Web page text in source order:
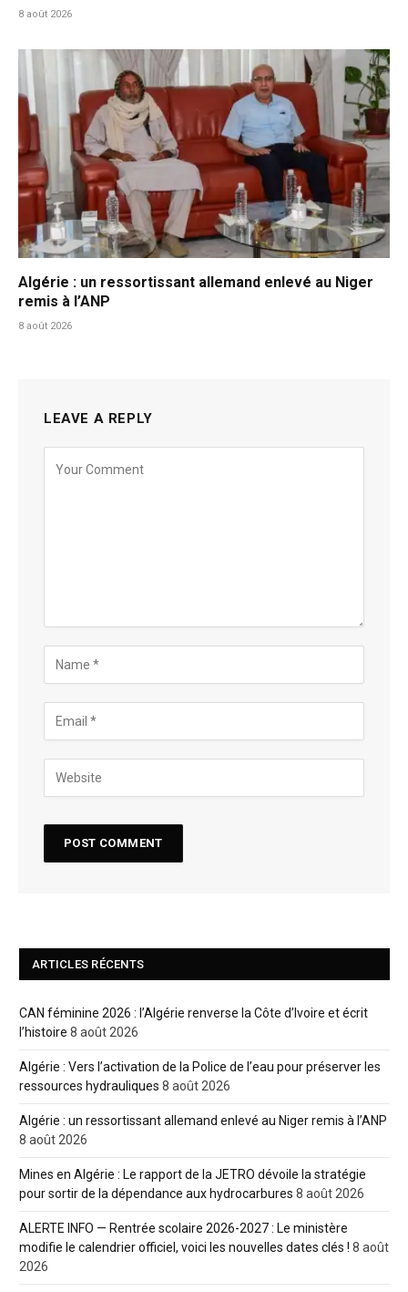
8 août 2026
Algérie : un ressortissant allemand enlevé au Niger
remis à l’ANP
8 août 2026
LEAVE A REPLY
ARTICLES RÉCENTS
CAN féminine 2026 : l’Algérie renverse la Côte d’Ivoire et écrit
l’histoire 8 août 2026
Algérie : Vers l’activation de la Police de l’eau pour préserver les
ressources hydrauliques 8 août 2026
Algérie : un ressortissant allemand enlevé au Niger remis à l’ANP
8 août 2026
Mines en Algérie : Le rapport de la JETRO dévoile la stratégie
pour sortir de la dépendance aux hydrocarbures 8 août 2026
ALERTE INFO — Rentrée scolaire 2026-2027 : Le ministère
modifie le calendrier officiel, voici les nouvelles dates clés ! 8 août
2026